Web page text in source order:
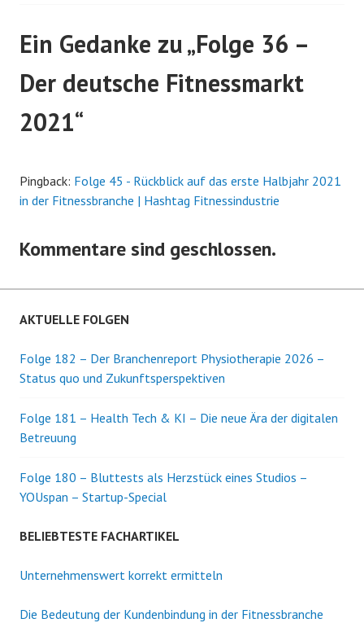
Ein Gedanke zu „Folge 36 –
Der deutsche Fitnessmarkt
2021“
Pingback: Folge 45 - Rückblick auf das erste Halbjahr 2021
in der Fitnessbranche | Hashtag Fitnessindustrie
Kommentare sind geschlossen.
AKTUELLE FOLGEN
Folge 182 – Der Branchenreport Physiotherapie 2026 –
Status quo und Zukunftsperspektiven
Folge 181 – Health Tech & KI – Die neue Ära der digitalen
Betreuung
Folge 180 – Bluttests als Herzstück eines Studios –
YOUspan – Startup-Special
BELIEBTESTE FACHARTIKEL
Unternehmenswert korrekt ermitteln
Die Bedeutung der Kundenbindung in der Fitnessbranche